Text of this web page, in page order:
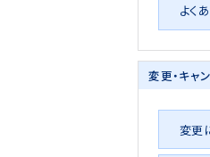
よく
変更・キャ
変更